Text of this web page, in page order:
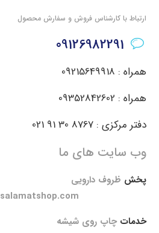
ارتباط با کارشناس فروش و سفارش محصول
همراه : 09215649918
همراه : 09352842602
دفتر مرکزی : 8767 30 91 021
وب سایت های ما
پخش ظروف دارویی
salamatshop.com
خدمات چاپ روی شیشه